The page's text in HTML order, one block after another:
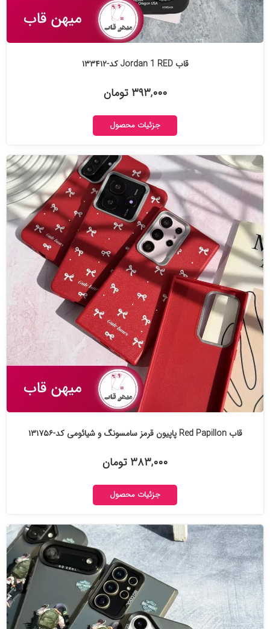
قاب Jordan 1 RED کد-۱۳۳۴۱۲
۳۹۳,۰۰۰ تومان
جزئیات محصول
قاب Red Papillon پاپیون قرمز سامسونگ و شیائومی کد-۱۳۱۷۵۶
۳۸۳,۰۰۰ تومان
جزئیات محصول